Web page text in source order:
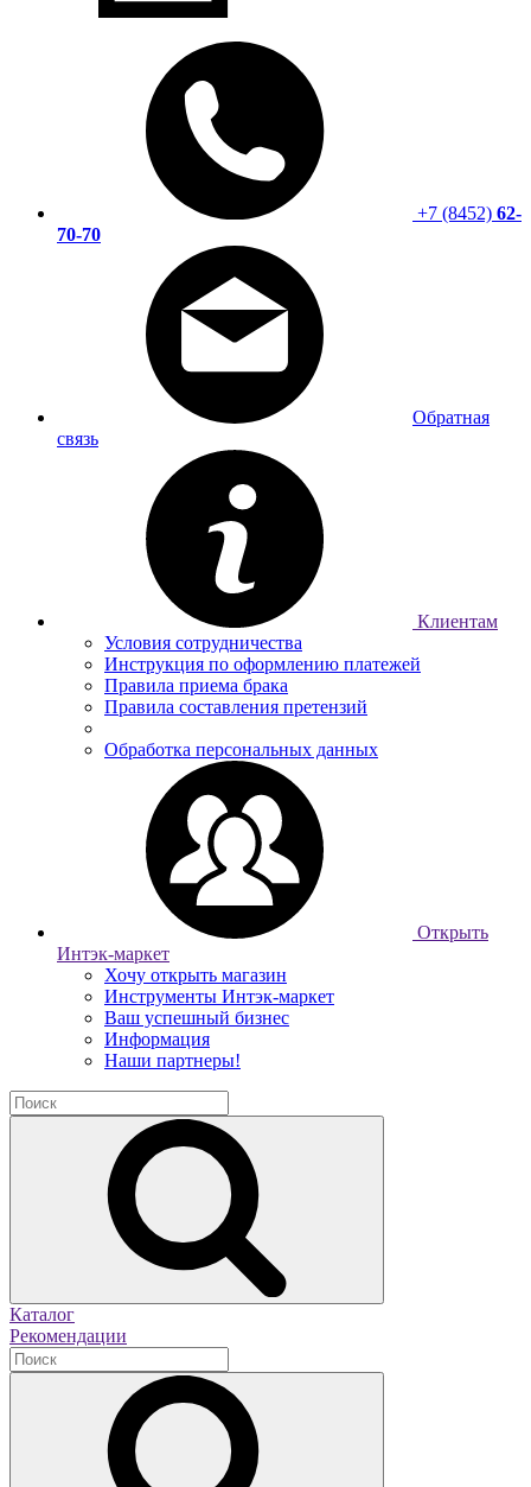
+7 (8452) 62-
70-70
Обратная
связь
Клиентам
Условия сотрудничества
Инструкция по оформлению платежей
Правила приема брака
Правила составления претензий
Обработка персональных данных
Открыть
Интэк-маркет
Хочу открыть магазин
Инструменты Интэк-маркет
Ваш успешный бизнес
Информация
Наши партнеры!
Каталог
Рекомендации